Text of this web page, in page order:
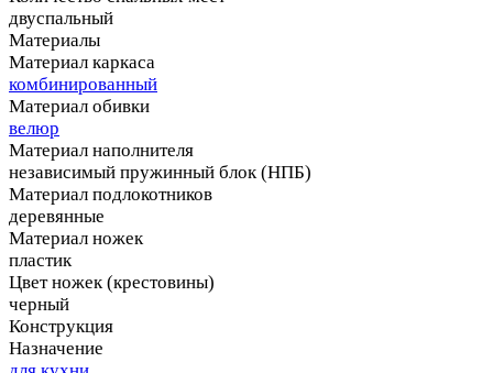
двуспальный
Материалы
Материал каркаса
комбинированный
Материал обивки
велюр
Материал наполнителя
независимый пружинный блок (НПБ)
Материал подлокотников
деревянные
Материал ножек
пластик
Цвет ножек (крестовины)
черный
Конструкция
Назначение